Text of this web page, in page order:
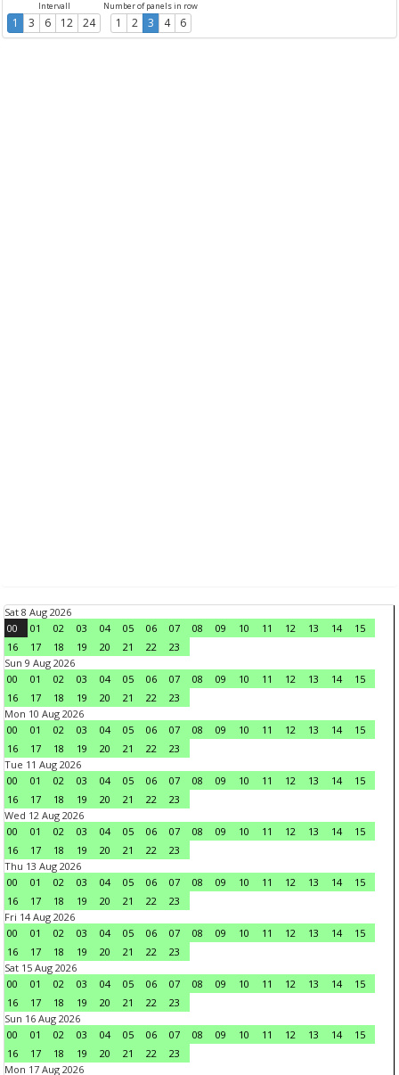
Intervall
1 3 6 12 24
Number of panels in row
1 2 3 4 6
Sat 8 Aug 2026
00
01 02 03 04 05 06 07 08 09 10 11 12 13 14
15
16
17 18 19 20 21 22
23
Sun 9 Aug 2026
00
01 02 03 04 05 06 07 08 09 10 11 12 13 14
15
16
17 18 19 20 21 22
23
Mon 10 Aug 2026
00
01 02 03 04 05 06 07 08 09 10 11 12 13 14
15
16
17 18 19 20 21 22
23
Tue 11 Aug 2026
00
01 02 03 04 05 06 07 08 09 10 11 12 13 14
15
16
17 18 19 20 21 22
23
Wed 12 Aug 2026
00
01 02 03 04 05 06 07 08 09 10 11 12 13 14
15
16
17 18 19 20 21 22
23
Thu 13 Aug 2026
00
01 02 03 04 05 06 07 08 09 10 11 12 13 14
15
16
17 18 19 20 21 22
23
Fri 14 Aug 2026
00
01 02 03 04 05 06 07 08 09 10 11 12 13 14
15
16
17 18 19 20 21 22
23
Sat 15 Aug 2026
00
01 02 03 04 05 06 07 08 09 10 11 12 13 14
15
16
17 18 19 20 21 22
23
Sun 16 Aug 2026
00
01 02 03 04 05 06 07 08 09 10 11 12 13 14
15
16
17 18 19 20 21 22
23
Mon 17 Aug 2026